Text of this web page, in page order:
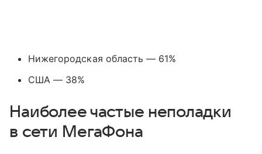
Нижегородская область — 61%
США — 38%
Наиболее частые неполадки
в сети МегаФона